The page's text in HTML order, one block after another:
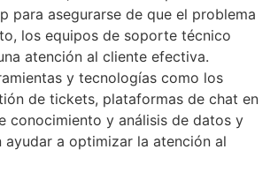
para asegurarse de que el problema
los equipos de soporte técnico
atención al cliente efectiva.
y tecnologías como los
de tickets, plataformas de chat en
conocimiento y análisis de datos y
ayudar a optimizar la atención al